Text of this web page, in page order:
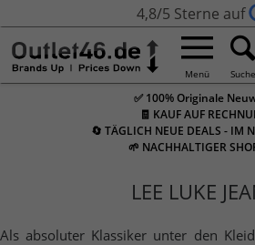
4,8/5 Sterne auf
Menü Suche
✅ 100% Originale
🧾 KAUF AUF
🔄 TÄGLICH NEUE DEALS - IM
🌱 NACHHALTIGER
LEE LUKE
Als absoluter Klassiker unter den